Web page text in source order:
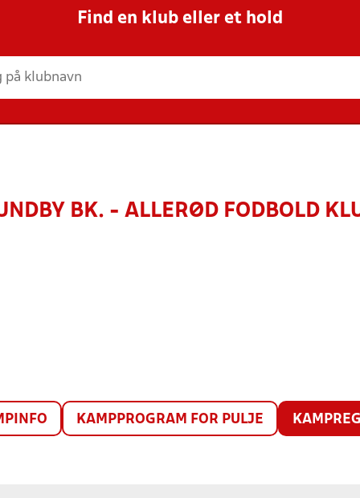
Find en klub eller et hold
BK. - ALLERØD FODBOLD
KAMPPROGRAM FOR PULJE